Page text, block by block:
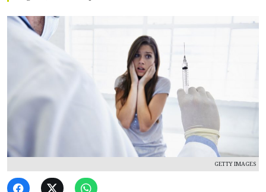
GETTY IMAGES